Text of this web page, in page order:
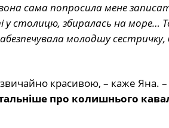
сама попросила мене
у столицю, збиралась на
молодшу сестричку,
красивою, – каже Яна.
про колишнього